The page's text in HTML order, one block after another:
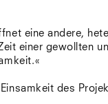
eine andere,
einer gewollten
des